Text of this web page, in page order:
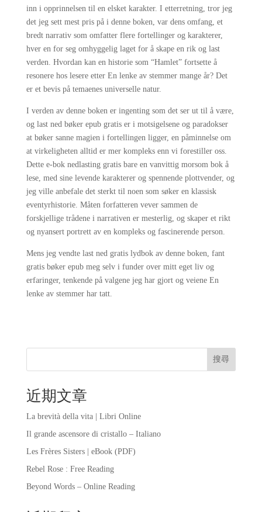
inn i opprinnelsen til en elsket karakter. I etterretning, tror jeg
det jeg sett mest pris på i denne boken, var dens omfang, et
bredt narrativ som omfatter flere fortellinger og karakterer,
hver en for seg omhyggelig laget for å skape en rik og last
verden. Hvordan kan en historie som “Hamlet” fortsette å
resonere hos lesere etter En lenke av stemmer mange år? Det
er et bevis på temaenes universelle natur.
I verden av denne boken er ingenting som det ser ut til å være,
og last ned bøker epub gratis er i motsigelsene og paradokser
at bøker sanne magien i fortellingen ligger, en påminnelse om
at virkeligheten alltid er mer kompleks enn vi forestiller oss.
Dette e-bok nedlasting gratis bare en vanvittig morsom bok å
lese, med sine levende karakterer og spennende plottvender, og
jeg ville anbefale det sterkt til noen som søker en klassisk
eventyrhistorie. Måten forfatteren vever sammen de
forskjellige trådene i narrativen er mesterlig, og skaper et rikt
og nyansert portrett av en kompleks og fascinerende person.
Mens jeg vendte last ned gratis lydbok av denne boken, fant
gratis bøker epub meg selv i funder over mitt eget liv og
erfaringer, tenkende på valgene jeg har gjort og veiene En
lenke av stemmer har tatt.
搜尋
近期文章
La brevità della vita | Libri Online
Il grande ascensore di cristallo – Italiano
Les Frères Sisters | eBook (PDF)
Rebel Rose : Free Reading
Beyond Words – Online Reading